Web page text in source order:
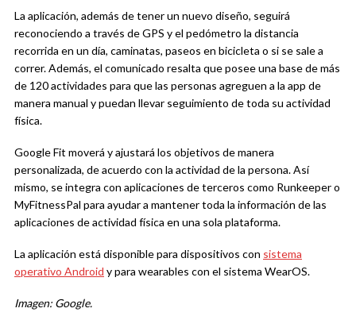
La aplicación, además de tener un nuevo diseño, seguirá
reconociendo a través de GPS y el pedómetro la distancia
recorrida en un día, caminatas, paseos en bicicleta o si se sale a
correr. Además, el comunicado resalta que posee una base de más
de 120 actividades para que las personas agreguen a la app de
manera manual y puedan llevar seguimiento de toda su actividad
física.
Google Fit moverá y ajustará los objetivos de manera
personalizada, de acuerdo con la actividad de la persona. Así
mismo, se integra con aplicaciones de terceros como Runkeeper o
MyFitnessPal para ayudar a mantener toda la información de las
aplicaciones de actividad física en una sola plataforma.
La aplicación está disponible para dispositivos con sistema
operativo Android y para wearables con el sistema WearOS.
Imagen: Google.